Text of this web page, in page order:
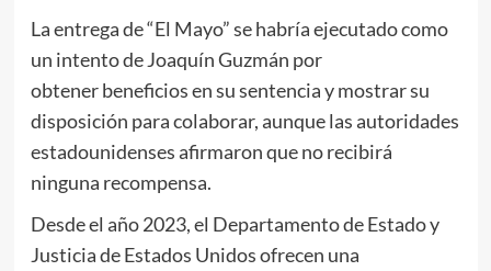
La entrega de “El Mayo” se habría ejecutado como
un intento de Joaquín Guzmán por
obtener beneficios en su sentencia y mostrar su
disposición para colaborar, aunque las autoridades
estadounidenses afirmaron que no recibirá
ninguna recompensa.
Desde el año 2023, el Departamento de Estado y
Justicia de Estados Unidos ofrecen una